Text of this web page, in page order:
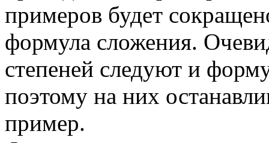
примеров будет
формула сложения.
степеней следуют и
поэтому на них
пример.